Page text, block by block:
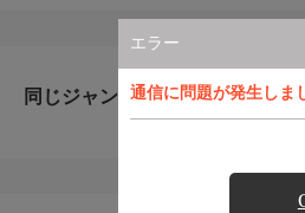
エラー
通信に問題が発生しま
同じジャンルのおすすめ番組